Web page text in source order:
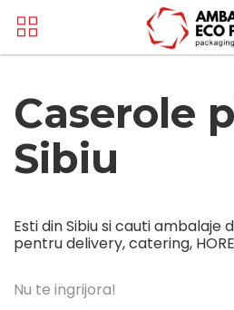
Caserole
Sibiu
Esti din Sibiu si cauti ambalaje
pentru delivery, catering,
Nu te ingrijora!